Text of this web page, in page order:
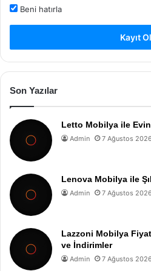
Beni hatırla
Kayıt Ol
Son Yazılar
Letto Mobilya ile
Admin 7 Ağustos 2026
Lenova Mobilya ile
Admin 7 Ağustos 2026
Lazzoni Mobilya
ve İndirimler
Admin 7 Ağustos 2026